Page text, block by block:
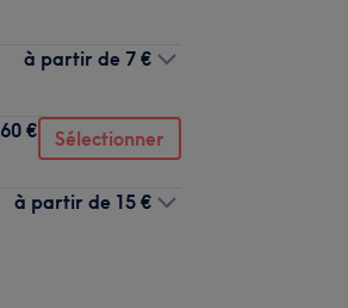
à partir de 7 €
60 € Sélectionner
à partir de 15 €